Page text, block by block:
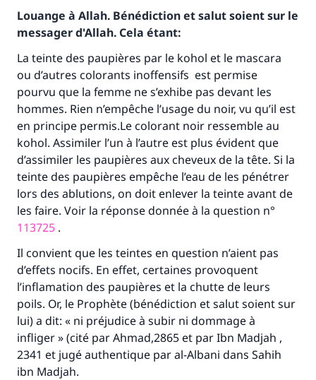
Louange à Allah. Bénédiction et salut soient sur le
messager d'Allah. Cela étant:
La teinte des paupières par le kohol et le mascara
ou d’autres colorants inoffensifs est permise
pourvu que la femme ne s’exhibe pas devant les
hommes. Rien n’empêche l’usage du noir, vu qu’il est
en principe permis.Le colorant noir ressemble au
kohol. Assimiler l’un à l’autre est plus évident que
d’assimiler les paupières aux cheveux de la tête. Si la
teinte des paupières empêche l’eau de les pénétrer
lors des ablutions, on doit enlever la teinte avant de
les faire. Voir la réponse donnée à la question n°
113725 .
Il convient que les teintes en question n’aient pas
d’effets nocifs. En effet, certaines provoquent
l’inflamation des paupières et la chutte de leurs
poils. Or, le Prophète (bénédiction et salut soient sur
lui) a dit: « ni préjudice à subir ni dommage à
infliger » (cité par Ahmad,2865 et par Ibn Madjah ,
2341 et jugé authentique par al-Albani dans Sahih
ibn Madjah.
Faites une différence dans la vie de
millions de personnes grâce à votre
contribution
Aidez nous à apporter des réponses.
Le Messager d'Allah (Paix sur lui) a dit: